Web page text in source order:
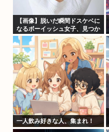
【画像】脱いだ瞬間ドスケベに
なるボーイッシュ女子、見つか
るwww
一人飲み好きな人、集まれ！